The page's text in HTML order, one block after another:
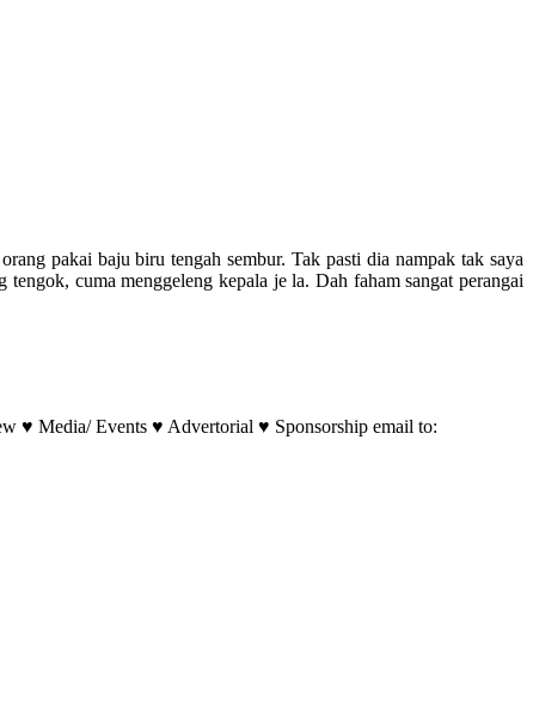
pakai baju biru tengah sembur. Tak pasti dia nampak tak saya
cuma menggeleng kepala je la. Dah faham sangat perangai
♥ Media/ Events ♥ Advertorial ♥ Sponsorship email to: